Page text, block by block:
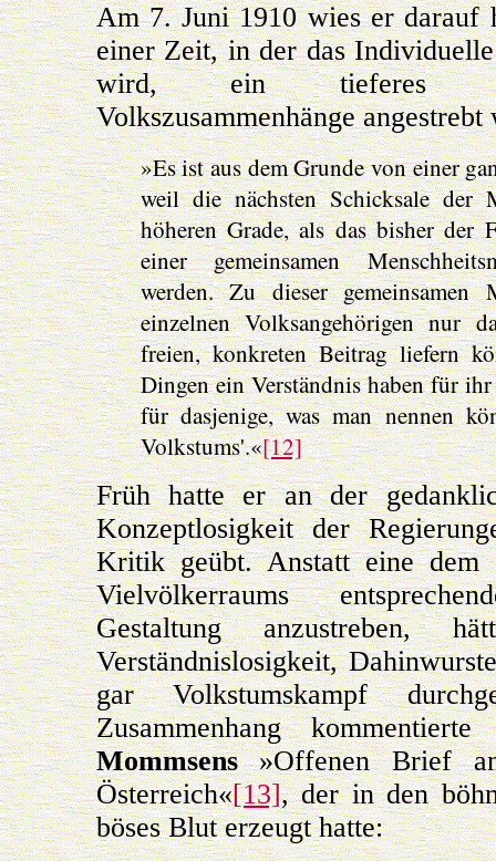
Am 7. Juni 1910 wies er darauf
einer Zeit, in der das
wird, ein tieferes
Volkszusammenhänge angestrebt
»Es ist aus dem Grunde von einer
weil die nächsten Schicksale der
höheren Grade, als das bisher der
einer gemeinsamen
werden. Zu dieser gemeinsamen
einzelnen Volksangehörigen nur
freien, konkreten Beitrag liefern
Dingen ein Verständnis haben für
für dasjenige, was man nennen
Volkstums'.«[12]
Früh hatte er an der
Konzeptlosigkeit der
Kritik geübt. Anstatt eine dem
Vielvölkerraums
Gestaltung anzustreben,
Verständnislosigkeit,
gar Volkstumskampf
Zusammenhang
Mommsens»Offenen Brief
Österreich«[13], der in den
böses Blut erzeugt hatte: